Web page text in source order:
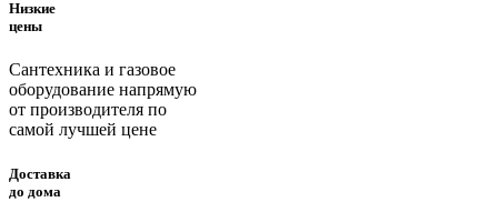
Низкие
цены
Сантехника и газовое
оборудование напрямую
от производителя по
самой лучшей цене
Доставка
до дома